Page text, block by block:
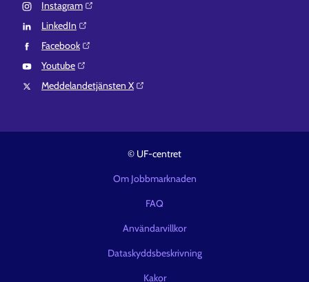
Instagram⁠
LinkedIn⁠
Facebook⁠
Youtube⁠
Meddelandetjänsten X⁠
© UF-centret
Om Jobbmarknaden
FAQ
Användarvillkor
Dataskyddsbeskrivning
Kakor